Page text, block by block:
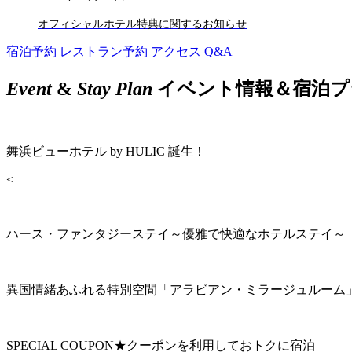
オフィシャルホテル特典に関するお知らせ
宿泊予約 レストラン予約 アクセス Q&A
Event& Stay Plan イベント情報＆宿泊
舞浜ビューホテル by HULIC 誕生！
<
ハース・ファンタジーステイ～優雅で快適なホテルステイ～
異国情緒あふれる特別空間「アラビアン・ミラージュルーム
SPECIAL COUPON★クーポンを利用しておトクに宿泊